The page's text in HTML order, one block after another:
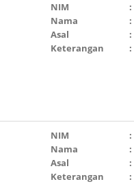
NIM :
Nama
:
Asal
:
Keterangan
:
NIM :
Nama
:
Asal
:
Keterangan
: